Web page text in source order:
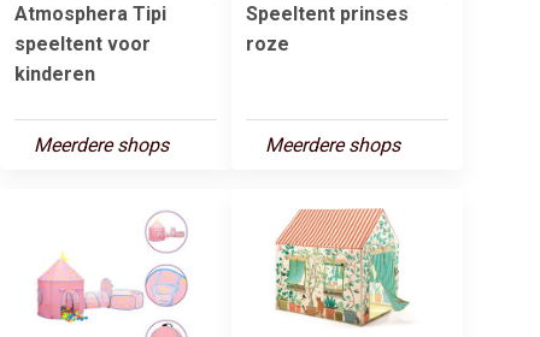
Atmosphera Tipi
speeltent voor
kinderen
Meerdere shops
Speeltent prinses
roze
Meerdere shops